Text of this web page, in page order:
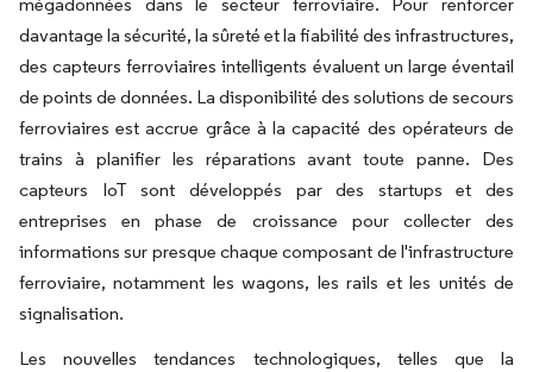
mégadonnées dans le secteur ferroviaire. Pour renforcer
davantage la sécurité, la sûreté et la fiabilité des infrastructures,
des capteurs ferroviaires intelligents évaluent un large éventail
de points de données. La disponibilité des solutions de secours
ferroviaires est accrue grâce à la capacité des opérateurs de
trains à planifier les réparations avant toute panne. Des
capteurs IoT sont développés par des startups et des
entreprises en phase de croissance pour collecter des
informations sur presque chaque composant de l'infrastructure
ferroviaire, notamment les wagons, les rails et les unités de
signalisation.
Les nouvelles tendances technologiques, telles que la